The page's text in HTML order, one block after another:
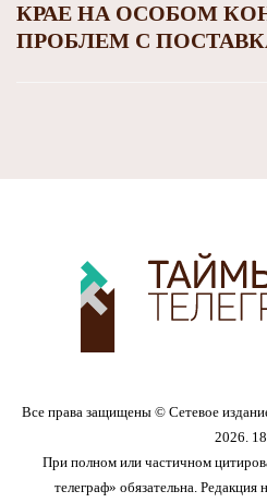
КРАЕ НА ОСОБОМ
ПРОБЛЕМ С
Все права защищены © Сетевое
2026.
При полном или частичном
телеграф» обязательна. Редакция